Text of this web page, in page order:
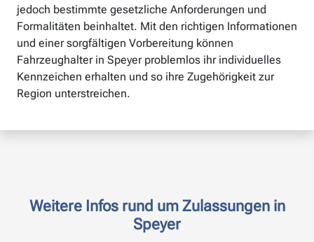
jedoch bestimmte gesetzliche Anforderungen und
Formalitäten beinhaltet. Mit den richtigen Informationen
und einer sorgfältigen Vorbereitung können
Fahrzeughalter in Speyer problemlos ihr individuelles
Kennzeichen erhalten und so ihre Zugehörigkeit zur
Region unterstreichen.
Weitere Infos rund um Zulassungen in
Speyer